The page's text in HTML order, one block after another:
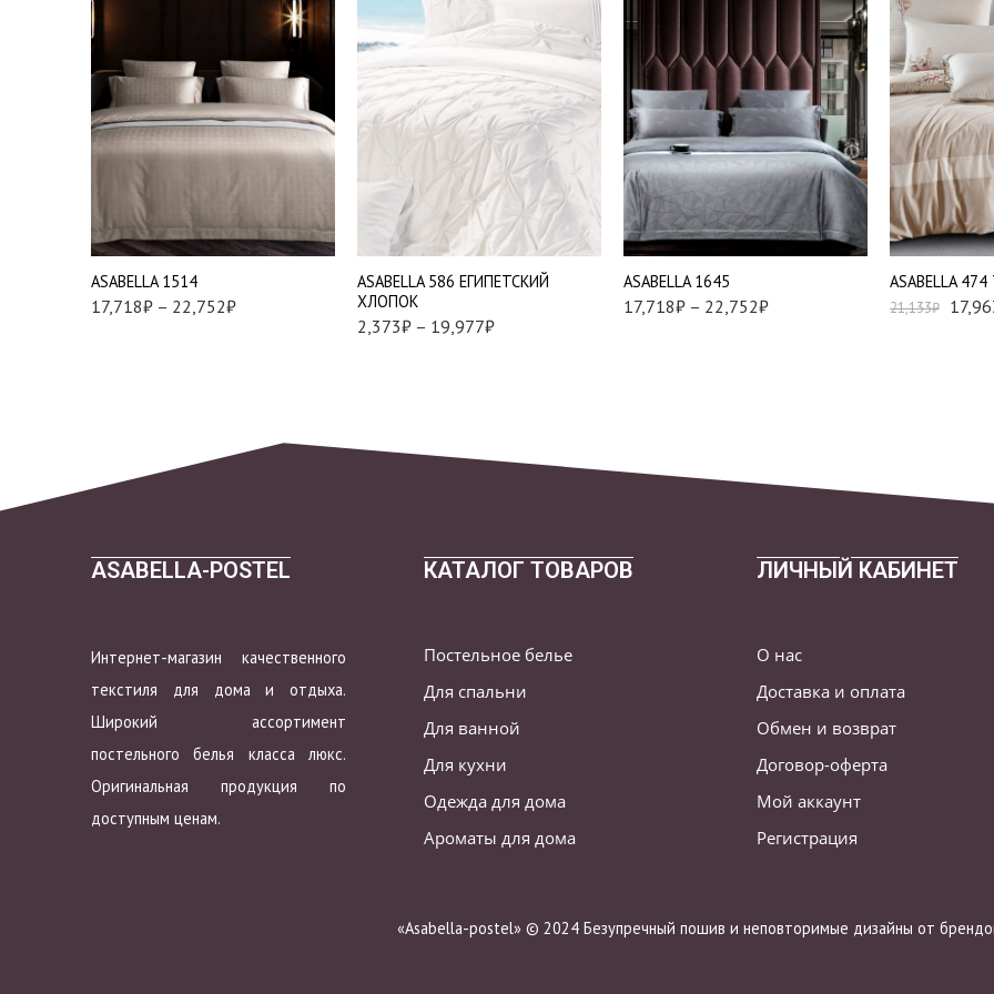
АSABELLA 1514
17,718₽ – 22,752₽
Евро
Семейный
АSABELLA 586 ЕГИПЕТСКИЙ
ХЛОПОК
2,373₽ – 19,977₽
Евро
Наволочки 50х70 см -
Наволочки 70х70 см -
АSABELLA 1645
17,718₽ – 22,752₽
Евро
Семейный
АSABELLA
21,133₽
Евро
ASABELLA-POSTEL
Интернет-магазин качественного
текстиля для дома и отдыха.
Широкий ассортимент
постельного белья класса люкс.
Оригинальная продукция по
доступным ценам.
КАТАЛОГ ТОВАРОВ
Постельное белье
Для спальни
Для ванной
Для кухни
Одежда для дома
Ароматы для дома
ЛИЧНЫЙ КАБИНЕТ
О нас
Доставка и оплата
Обмен и возврат
Договор-оферта
Мой аккаунт
Регистрация
«Asabella-postel» © 2024 Безупречный пошив и неповторимые дизайны от